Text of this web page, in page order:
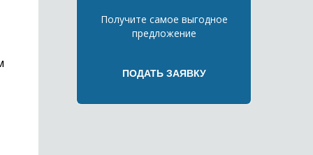
Получите самое выгодное
предложение